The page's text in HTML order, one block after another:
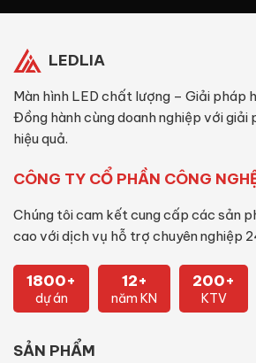
LEDLIA
Màn hình LED chất lượng – Giải pháp
Đồng hành cùng doanh nghiệp với giải
hiệu quả.
CÔNG TY CỔ PHẦN CÔNG
Chúng tôi cam kết cung cấp các sản
cao với dịch vụ hỗ trợ chuyên nghiệp
1800+
dự án
12+
năm KN
200+
KTV
SẢN PHẨM